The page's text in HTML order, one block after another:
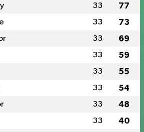
33 77
33 73
33 69
33 59
33 55
33 54
33 48
33 40